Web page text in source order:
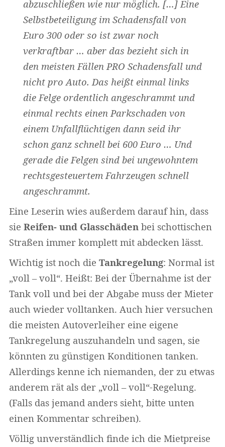
abzuschließen wie nur möglich. […] Eine
Selbstbeteiligung im Schadensfall von
Euro 300 oder so ist zwar noch
verkraftbar … aber das bezieht sich in
den meisten Fällen PRO Schadensfall und
nicht pro Auto. Das heißt einmal links
die Felge ordentlich angeschrammt und
einmal rechts einen Parkschaden von
einem Unfallflüchtigen dann seid ihr
schon ganz schnell bei 600 Euro … Und
gerade die Felgen sind bei ungewohntem
rechtsgesteuertem Fahrzeugen schnell
angeschrammt.
Eine Leserin wies außerdem darauf hin, dass
sie Reifen- und Glasschäden bei schottischen
Straßen immer komplett mit abdecken lässt.
Wichtig ist noch die Tankregelung: Normal ist
„voll – voll“. Heißt: Bei der Übernahme ist der
Tank voll und bei der Abgabe muss der Mieter
auch wieder volltanken. Auch hier versuchen
die meisten Autoverleiher eine eigene
Tankregelung auszuhandeln und sagen, sie
könnten zu günstigen Konditionen tanken.
Allerdings kenne ich niemanden, der zu etwas
anderem rät als der „voll – voll“-Regelung.
(Falls das jemand anders sieht, bitte unten
einen Kommentar schreiben).
Völlig unverständlich finde ich die Mietpreise
Widerruf bestätigen